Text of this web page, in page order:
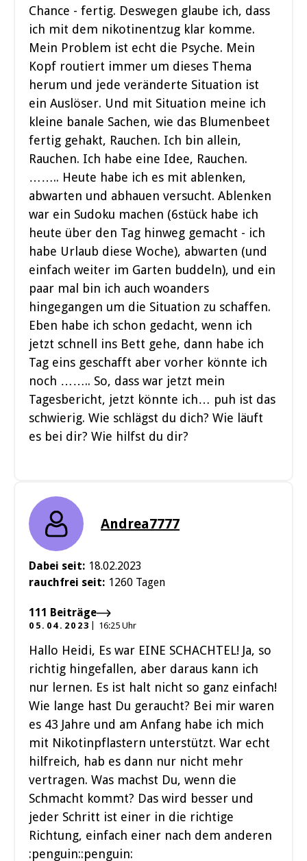
Chance - fertig. Deswegen glaube ich, dass
ich mit dem nikotinentzug klar komme.
Mein Problem ist echt die Psyche. Mein
Kopf routiert immer um dieses Thema
herum und jede veränderte Situation ist
ein Auslöser. Und mit Situation meine ich
kleine banale Sachen, wie das Blumenbeet
fertig gehakt, Rauchen. Ich bin allein,
Rauchen. Ich habe eine Idee, Rauchen.
…….. Heute habe ich es mit ablenken,
abwarten und abhauen versucht. Ablenken
war ein Sudoku machen (6stück habe ich
heute über den Tag hinweg gemacht - ich
habe Urlaub diese Woche), abwarten (und
einfach weiter im Garten buddeln), und ein
paar mal bin ich auch woanders
hingegangen um die Situation zu schaffen.
Eben habe ich schon gedacht, wenn ich
jetzt schnell ins Bett gehe, dann habe ich
Tag eins geschafft aber vorher könnte ich
noch …….. So, dass war jetzt mein
Tagesbericht, jetzt könnte ich… puh ist das
schwierig. Wie schlägst du dich? Wie läuft
es bei dir? Wie hilfst du dir?
Andrea7777
Dabei seit: 18.02.2023
rauchfrei seit: 1260 Tagen
111 Beiträge
05.04.2023 16:25 Uhr
Hallo Heidi, Es war EINE SCHACHTEL! Ja, so
richtig hingefallen, aber daraus kann ich
nur lernen. Es ist halt nicht so ganz einfach!
Wie lange hast Du geraucht? Bei mir waren
es 43 Jahre und am Anfang habe ich mich
mit Nikotinpflastern unterstützt. War echt
hilfreich, hab es dann nur nicht mehr
vertragen. Was machst Du, wenn die
Schmacht kommt? Das wird besser und
jeder Schritt ist einer in die richtige
Richtung, einfach einer nach dem anderen
:penguin::penguin: